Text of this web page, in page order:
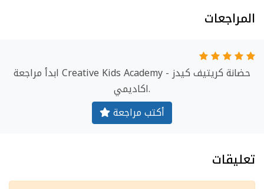
المراجعات
ابدأ مراجعة Creative Kids Academy - حضانة كريتيف كيدز
اكاديمي.
أكتب مراجعة
تعليقات